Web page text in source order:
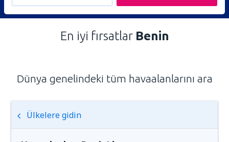
En iyi fırsatlar Benin
Dünya genelindeki tüm havaalanlarını ara
Ülkelere gidin